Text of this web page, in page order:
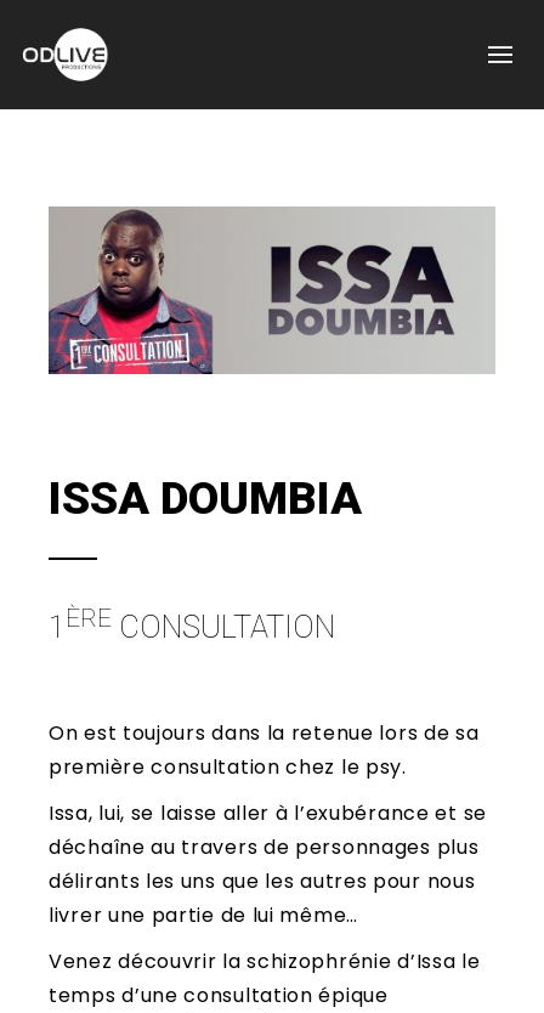
ISSA DOUMBIA
1 ÈRE CONSULTATION
On est toujours dans la retenue lors de sa
première consultation chez le psy.
Issa, lui, se laisse aller à l’exubérance et se
déchaîne au travers de personnages plus
délirants les uns que les autres pour nous
livrer une partie de lui même…
Venez découvrir la schizophrénie d’Issa le
temps d’une consultation épique